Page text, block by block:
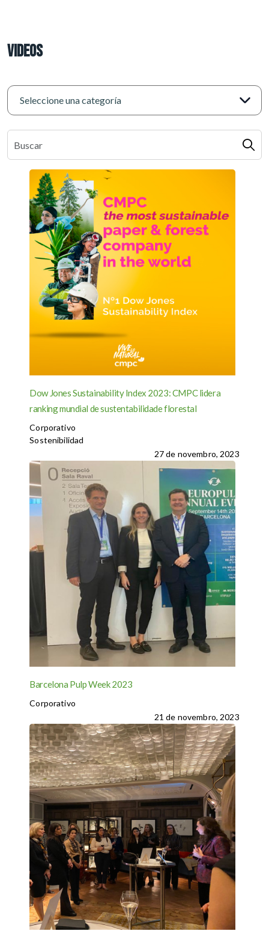
VIDEOS
Dow Jones Sustainability Index 2023: CMPC lidera
ranking mundial de sustentabilidade florestal
Corporativo
Sostenibilidad
27 de novembro, 2023
Barcelona Pulp Week 2023
Corporativo
21 de novembro, 2023